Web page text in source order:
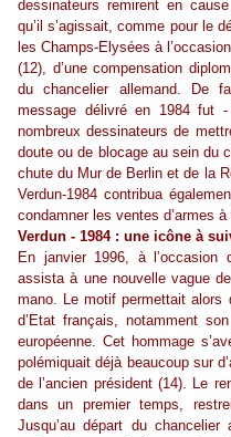
dessinateurs remirent en
qu’il s’agissait, comme pour le
les Champs-Elysées à
(12), d’une compensation
du chancelier allemand. De
message délivré en 1984 fut
nombreux dessinateurs de
doute ou de blocage au sein du
chute du Mur de Berlin et de la
Verdun-1984 contribua
condamner les ventes d’armes
Verdun - 1984 : une icône à
En janvier 1996, à l’occasion
assista à une nouvelle vague
mano. Le motif permettait alors
d’Etat français, notamment
européenne. Cet hommage
polémiquait déjà beaucoup sur
de l’ancien président (14). Le
dans un premier temps,
Jusqu’au départ du